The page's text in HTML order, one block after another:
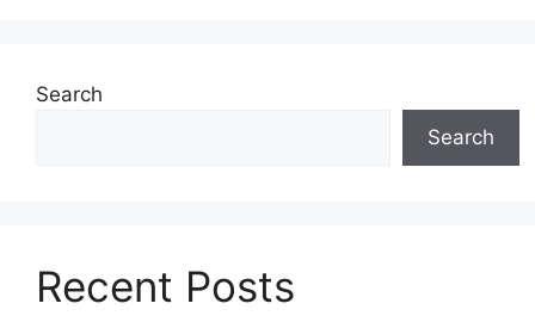
Search
Search
Recent Posts